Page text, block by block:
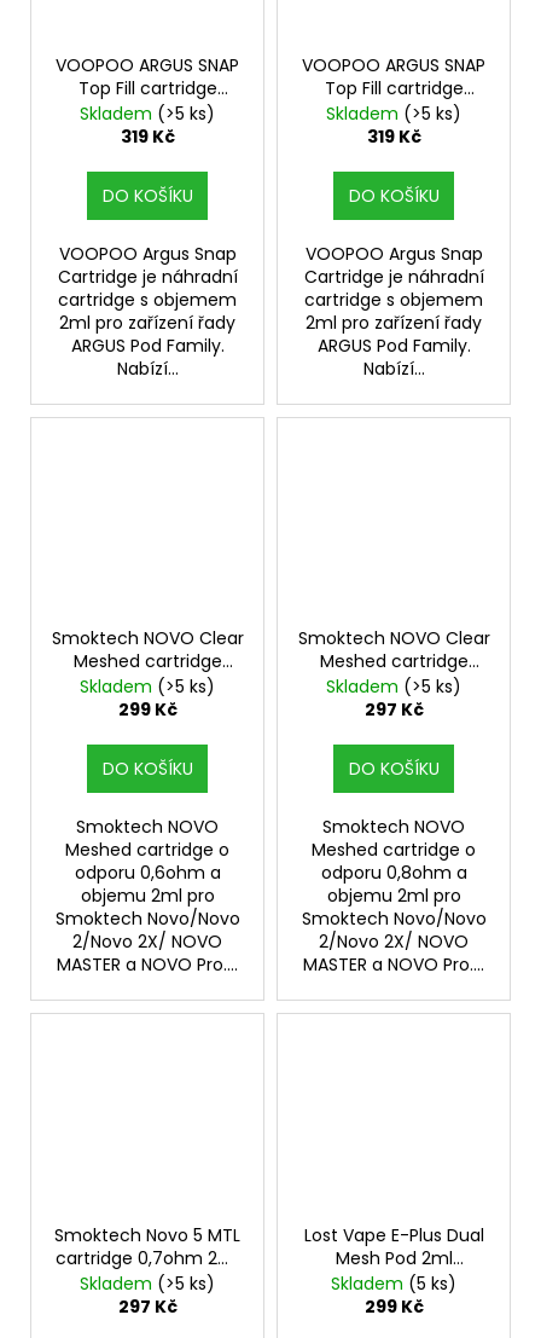
VOOPOO ARGUS SNAP
Top Fill cartridge
0,7ohm 2ml 3Pack
Skladem (>5 ks)
319 Kč
DO KOŠÍKU
VOOPOO Argus Snap
Cartridge je náhradní
cartridge s objemem
2ml pro zařízení řady
ARGUS Pod Family.
Nabízí...
VOOPOO ARGUS SNAP
Top Fill cartridge
0,4ohm 2ml 3Pack
Skladem (>5 ks)
319 Kč
DO KOŠÍKU
VOOPOO Argus Snap
Cartridge je náhradní
cartridge s objemem
2ml pro zařízení řady
ARGUS Pod Family.
Nabízí...
Smoktech NOVO Clear
Meshed cartridge
0,6ohm 2ml 3Pack
Skladem (>5 ks)
299 Kč
DO KOŠÍKU
Smoktech NOVO
Meshed cartridge o
odporu 0,6ohm a
objemu 2ml pro
Smoktech Novo/Novo
2/Novo 2X/ NOVO
MASTER a NOVO Pro....
Smoktech NOVO Clear
Meshed cartridge
0,8ohm 2ml 3Pack
Skladem (>5 ks)
297 Kč
DO KOŠÍKU
Smoktech NOVO
Meshed cartridge o
odporu 0,8ohm a
objemu 2ml pro
Smoktech Novo/Novo
2/Novo 2X/ NOVO
MASTER a NOVO Pro....
Smoktech Novo 5 MTL
cartridge 0,7ohm 2ml
3Pack
Skladem (>5 ks)
297 Kč
Lost Vape E-Plus Dual
Mesh Pod 2ml
náhradní cartridge 3ks
odpor 0,3ohm
Skladem (5 ks)
299 Kč